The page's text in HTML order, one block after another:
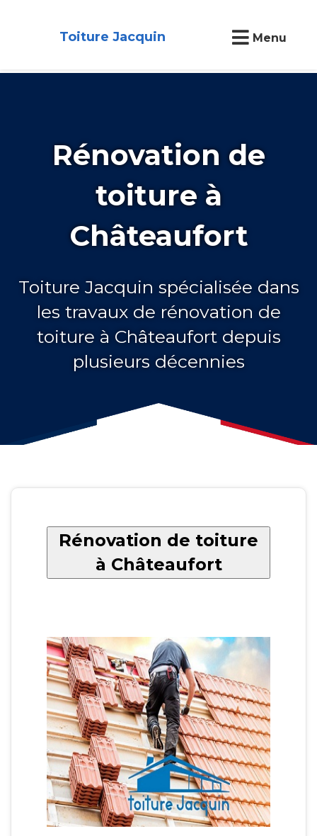
Toiture Jacquin Menu
Rénovation de
toiture à
Châteaufort
Toiture Jacquin spécialisée dans
les travaux de rénovation de
toiture à Châteaufort depuis
plusieurs décennies
Rénovation de toiture
à Châteaufort